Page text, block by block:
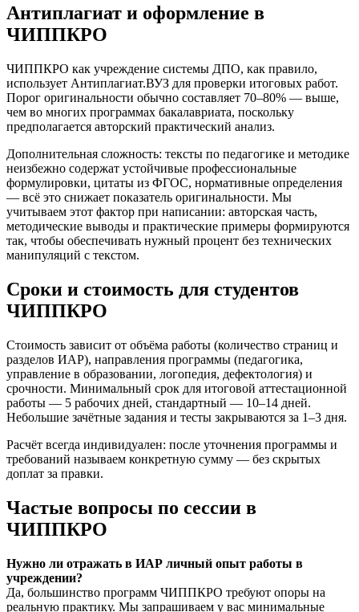
Антиплагиат и оформление в
ЧИППКРО
ЧИППКРО как учреждение системы ДПО, как правило,
использует Антиплагиат.ВУЗ для проверки итоговых работ.
Порог оригинальности обычно составляет 70–80% — выше,
чем во многих программах бакалавриата, поскольку
предполагается авторский практический анализ.
Дополнительная сложность: тексты по педагогике и методике
неизбежно содержат устойчивые профессиональные
формулировки, цитаты из ФГОС, нормативные определения
— всё это снижает показатель оригинальности. Мы
учитываем этот фактор при написании: авторская часть,
методические выводы и практические примеры формируются
так, чтобы обеспечивать нужный процент без технических
манипуляций с текстом.
Сроки и стоимость для студентов
ЧИППКРО
Стоимость зависит от объёма работы (количество страниц и
разделов ИАР), направления программы (педагогика,
управление в образовании, логопедия, дефектология) и
срочности. Минимальный срок для итоговой аттестационной
работы — 5 рабочих дней, стандартный — 10–14 дней.
Небольшие зачётные задания и тесты закрываются за 1–3 дня.
Расчёт всегда индивидуален: после уточнения программы и
требований называем конкретную сумму — без скрытых
доплат за правки.
Частые вопросы по сессии в
ЧИППКРО
Нужно ли отражать в ИАР личный опыт работы в
учреждении?
Да, большинство программ ЧИППКРО требуют опоры на
реальную практику. Мы запрашиваем у вас минимальные